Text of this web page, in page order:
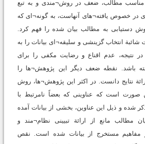
مناسب مطالب، ضعف در روش¬مندی و به تبع
در خصوص یافته¬های آنهاست، به گونه¬ای که
دستیابی به مطالب بیان شده را فهم کرد.
شائبة انتخاب گزینشی و سلیقه¬ای بیانات را به
در نتیجه، عدم اقناع و رضایت مکفی را برای
باشد. نقطه ضعف دیگر این پژوهش¬ها را
نتایج دانست. در اکثر این پژوهش¬ها، روش
صورت است که عناوینی که بعضاً نامرتبط با
شده و ذیل این عناوین، بخشی از بیانات آمده
مطالب مانع از ارائة تبیینی نظام¬مند و
مفاهیم مستخرج از بیانات شده است. نقص